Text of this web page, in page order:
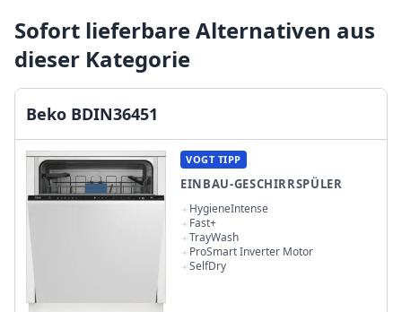
Sofort lieferbare Alternativen aus
dieser Kategorie
Beko BDIN36451
VOGT TIPP
EINBAU-GESCHIRRSPÜLER
HygieneIntense
Fast+
TrayWash
ProSmart Inverter Motor
SelfDry